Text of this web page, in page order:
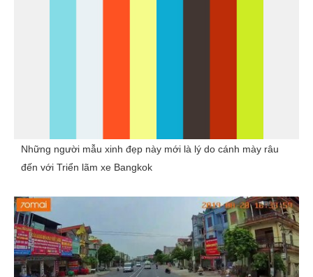
Những người mẫu xinh đẹp này mới là lý do cánh mày râu
đến với Triển lãm xe Bangkok